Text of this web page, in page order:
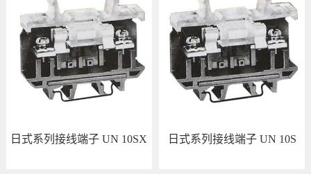
日式系列接线端子 UN 10SX 日式系列接线端子 UN 10S